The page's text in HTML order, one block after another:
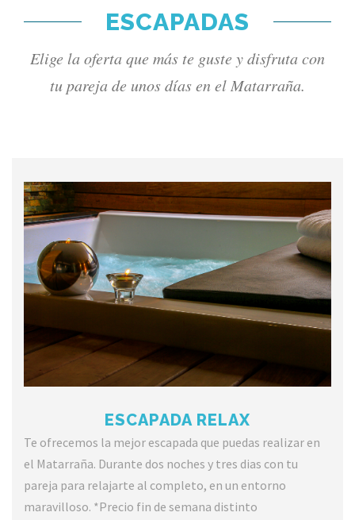
ESCAPADAS
Elige la oferta que más te guste y disfruta con
tu pareja de unos días en el Matarraña.
ESCAPADA RELAX
Te ofrecemos la mejor escapada que puedas realizar en
el Matarraña. Durante dos noches y tres dias con tu
pareja para relajarte al completo, en un entorno
maravilloso. *Precio fin de semana distinto